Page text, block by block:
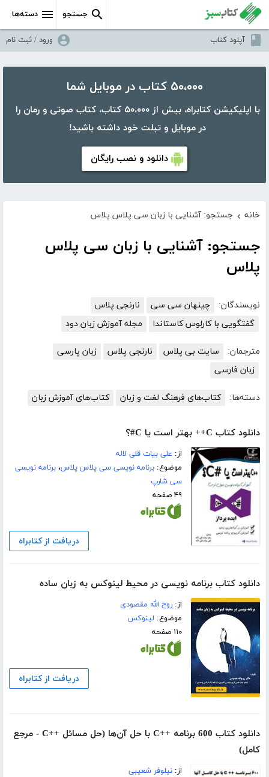
دسته‌ها جستجو
آپلود کتاب ورود / ثبت نام
۵۰،۰۰۰ کتاب در موبایل شما
با اپلیکیشن کتابراه، بیش از ۵۰،۰۰۰ کتاب، کتاب صوتی و رمان را
در موبایل و تبلت خود داشته باشید!
دانلود و نصب رایگان
خانه › جستجو: آشنایی با زبان سی پلاس پلاس
جستجو: آشنایی با زبان سی پلاس
پلاس
نویسندگان: چینهان سی سی
نارنجی پلاس
گفتگویی با کارلوس کاستاندا
مجله آموزش زبان دود
مترجمان: سایت بی پلاس نارنجی پلاس
زبان پارسی
زبان فارسی
دسته‌ها: کتاب‌های فرهنگ لغت و زبان کتاب‌های آموزش زبان
دانلود کتاب C++ بهتر است یا C#؟
از: علی بیات قلی لاله
موضوع:برنامه نویسی سی پلاس پلاس،برنامه نویسی
سی شارپ
۴۹ صفحه
دریافت از کتابراه
دانلود کتاب برنامه نویسی در محیط لینوکس به زبان ساده
از:روح الله مقصودی
موضوع: لینوکس
۱۱۰ صفحه
دریافت از کتابراه
دانلود کتاب 600 برنامه ++C با حل آن‌ها (حل مسائل ++C - مرجع
کامل)
از:نیلوفر شعیبی